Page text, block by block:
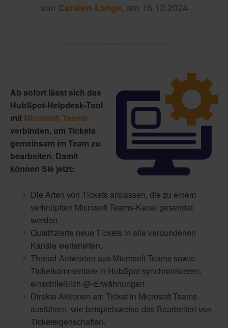
von Carsten Lange, am 16.12.2024
Ab sofort lässt sich das
HubSpot-Helpdesk-Tool
mit Microsoft Teams
verbinden, um Tickets
gemeinsam im Team zu
bearbeiten. Damit
können Sie jetzt:
Die Arten von Tickets anpassen, die zu einem
verknüpften Microsoft Teams-Kanal gesendet
werden.
Qualifizierte neue Tickets in alle verbundenen
Kanäle weiterleiten.
Thread-Antworten aus Microsoft Teams sowie
Ticketkommentare in HubSpot synchronisieren,
einschließlich @-Erwähnungen.
Direkte Aktionen am Ticket in Microsoft Teams
ausführen, wie beispielsweise das Bearbeiten von
Ticketeigenschaften.